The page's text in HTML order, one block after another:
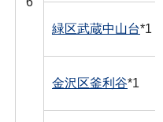
緑区武蔵中山台*1
金沢区釜利谷*1